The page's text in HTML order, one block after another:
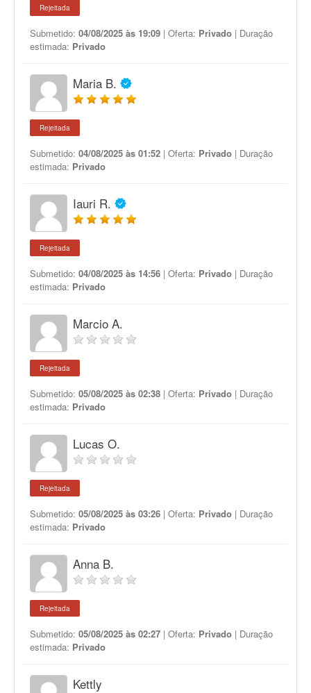
Rejeitada
Submetido: 04/08/2025 às 19:09 | Oferta: Privado | Duração
estimada: Privado
Maria B.
Rejeitada
Submetido: 04/08/2025 às 01:52 | Oferta: Privado | Duração
estimada: Privado
Iauri R.
Rejeitada
Submetido: 04/08/2025 às 14:56 | Oferta: Privado | Duração
estimada: Privado
Marcio A.
Rejeitada
Submetido: 05/08/2025 às 02:38 | Oferta: Privado | Duração
estimada: Privado
Lucas O.
Rejeitada
Submetido: 05/08/2025 às 03:26 | Oferta: Privado | Duração
estimada: Privado
Anna B.
Rejeitada
Submetido: 05/08/2025 às 02:27 | Oferta: Privado | Duração
estimada: Privado
Kettly